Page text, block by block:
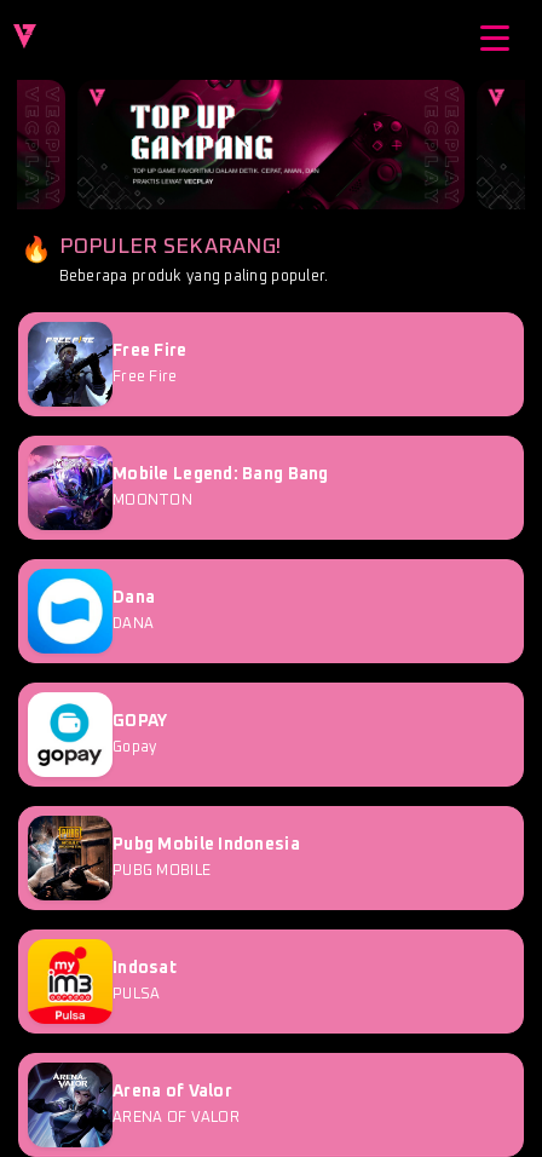
POPULER SEKARANG!
Beberapa produk yang paling populer.
Free Fire
Free Fire
Mobile Legend: Bang Bang
MOONTON
Dana
DANA
GOPAY
Gopay
Pubg Mobile Indonesia
PUBG MOBILE
Indosat
PULSA
Arena of Valor
ARENA OF VALOR